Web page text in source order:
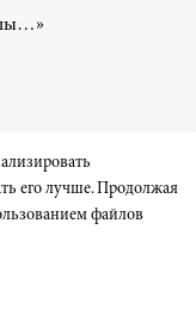
Битрикс
его лучше. Продолжая
файлов